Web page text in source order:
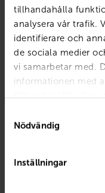
tillhandahålla
analysera vår trafik.
identifierare och
de sociala medier
vi samarbetar med.
informationen med
tillhandahållit eller
Nödvändig
Inställningar